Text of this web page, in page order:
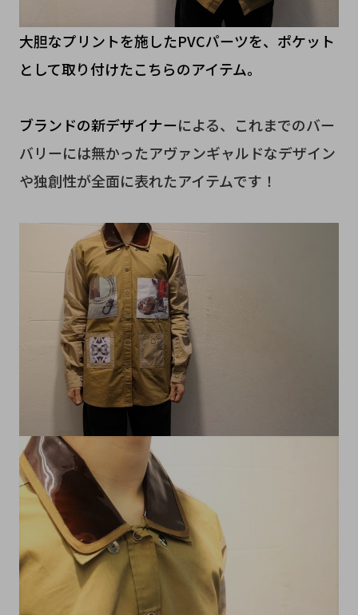
大胆なプリントを施したPVCパーツを、ポケット
として取り付けたこちらのアイテム。
ブランドの新デザイナーによる、これまでのバー
バリーには無かったアヴァンギャルドなデザイン
や独創性が全面に表れたアイテムです！